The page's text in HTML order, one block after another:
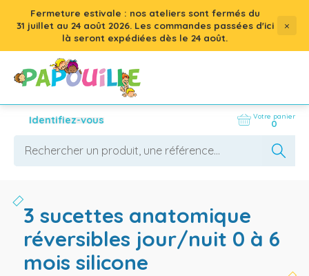
Fermeture estivale : nos ateliers sont fermés du
31 juillet au 24 août 2026. Les commandes passées d'ici
là seront expédiées dès le 24 août.
×
Identifiez-vous Votre panier
0
3 sucettes anatomique
réversibles jour/nuit 0 à 6
mois silicone